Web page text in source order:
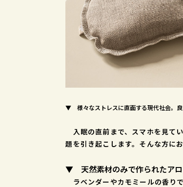
▼ 様々なストレスに直面する現代社会。良
入眠の直前まで、スマホを見て
題を引き起こします。そんな方に
▼ 天然素材のみで作られたアロ
ラベンダーやカモミールの香り